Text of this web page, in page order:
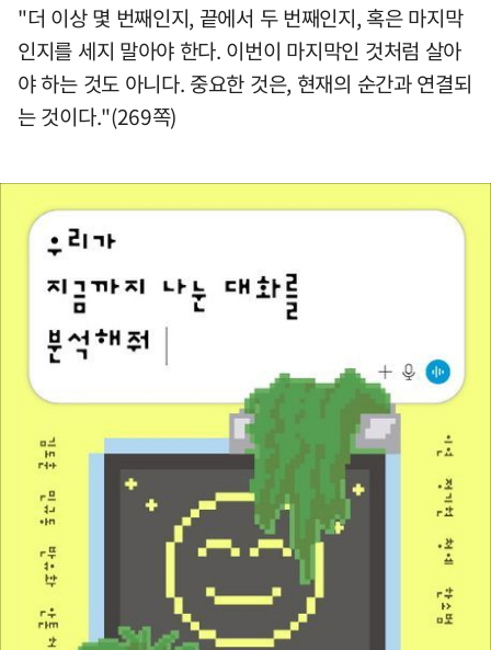
"더 이상 몇 번째인지, 끝에서 두 번째인지, 혹은 마지막
인지를 세지 말아야 한다. 이번이 마지막인 것처럼 살아
야 하는 것도 아니다. 중요한 것은, 현재의 순간과 연결되
는 것이다."(269쪽)